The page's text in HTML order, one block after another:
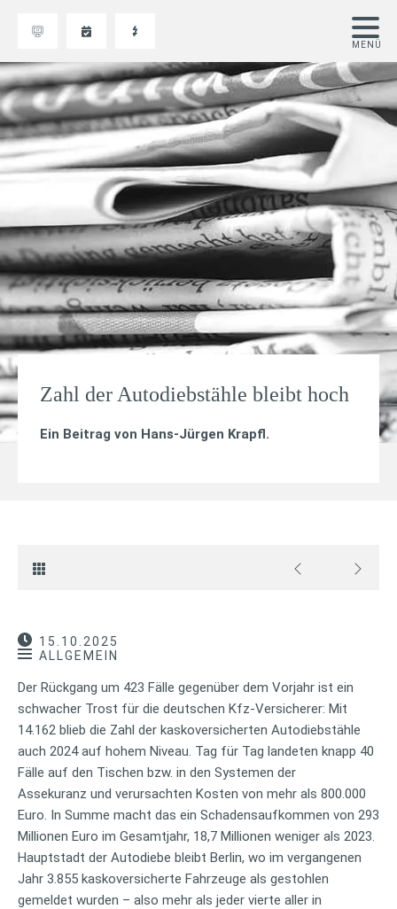
Zahl der Autodiebstähle bleibt hoch
Ein Beitrag von Hans-Jürgen Krapfl.
15.10.2025
ALLGEMEIN
Der Rückgang um 423 Fälle gegenüber dem Vorjahr ist ein
schwacher Trost für die deutschen Kfz-Versicherer: Mit
14.162 blieb die Zahl der kaskoversicherten Autodiebstähle
auch 2024 auf hohem Niveau. Tag für Tag landeten knapp 40
Fälle auf den Tischen bzw. in den Systemen der
Assekuranz und verursachten Kosten von mehr als 800.000
Euro. In Summe macht das ein Schadensaufkommen von 293
Millionen Euro im Gesamtjahr, 18,7 Millionen weniger als 2023.
Hauptstadt der Autodiebe bleibt Berlin, wo im vergangenen
Jahr 3.855 kaskoversicherte Fahrzeuge als gestohlen
gemeldet wurden – also mehr als jeder vierte aller in